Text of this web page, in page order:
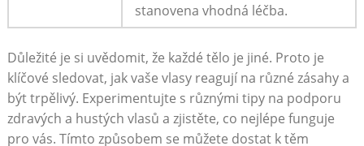
stanovena vhodná léčba.
Důležité je si uvědomit, že každé ‍tělo je jiné. Proto je
klíčové sledovat, ⁣jak vaše vlasy reagují ‍na různé zásahy a
být trpělivý. Experimentujte ⁣s různými tipy na podporu
zdravých​ a hustých ⁢vlasů a zjistěte, co nejlépe funguje
pro vás. Tímto způsobem se můžete dostat k těm